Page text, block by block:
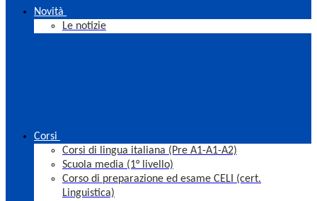
Novità
Le notizie
Corsi
Corsi di lingua italiana (Pre A1-A1-A2)
Scuola media (1° livello)
Corso di preparazione ed esame CELI (cert.
Linguistica)